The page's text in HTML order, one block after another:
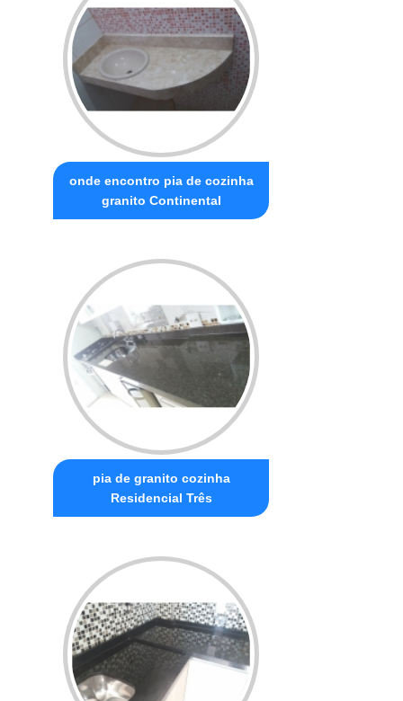
onde encontro pia de cozinha
granito Continental
pia de granito cozinha
Residencial Três